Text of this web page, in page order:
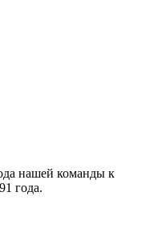
нашей команды к
года.